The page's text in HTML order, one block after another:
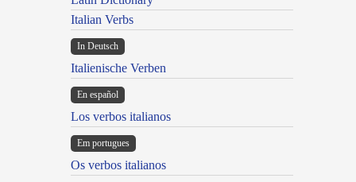
Italian Verbs
In Deutsch
Italienische Verben
En español
Los verbos italianos
Em portugues
Os verbos italianos